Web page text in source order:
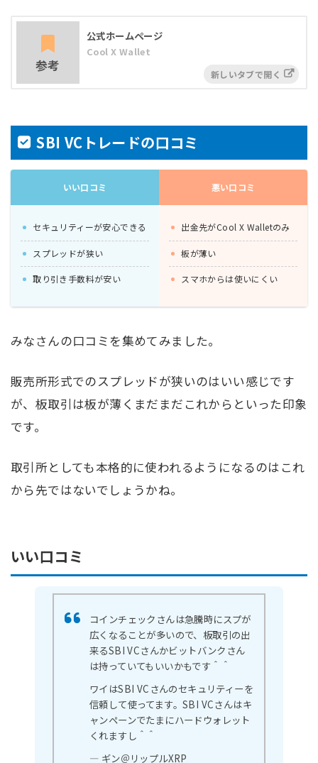
参考
公式ホームページ
Cool X Wallet
SBI VCトレードの口コミ
いい口コミ
セキュリティーが安心できる
スプレッドが狭い
取り引き手数料が安い
悪い口コミ
出金先がCool X Walletのみ
板が薄い
スマホからは使いにくい
みなさんの口コミを集めてみました。
販売所形式でのスプレッドが狭いのはいい感じです
が、板取引は板が薄くまだまだこれからといった印象
です。
取引所としても本格的に使われるようになるのはこれ
から先ではないでしょうかね。
いい口コミ
コインチェックさんは急騰時にスプが
広くなることが多いので、板取引の出
来るSBI VCさんかビットバンクさん
は持っていてもいいかもです＾＾
ワイはSBI VCさんのセキュリティーを
信頼して使ってます。SBI VCさんはキ
ャンペーンでたまにハードウォレット
くれますし＾＾
— ギン＠リップルXRP